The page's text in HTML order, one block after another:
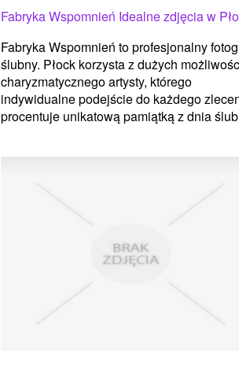
Fabryka Wspomnień Idealne zdjęcia w
Fabryka Wspomnień to profesjonalny
ślubny. Płock korzysta z dużych
charyzmatycznego artysty, którego
indywidualne podejście do każdego
procentuje unikatową pamiątką z dnia